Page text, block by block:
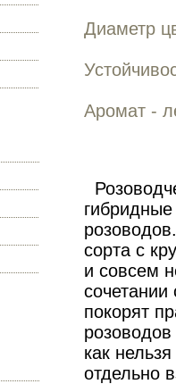
Диаметр
Аромат -
сорта с
и совсем
покорят
как
отдельно